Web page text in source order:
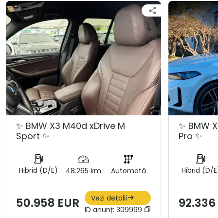
✨ BMW X3 M40d xDrive M
Sport ✨
Hibrid (D/E) 48.265 km Automată
50.958 EUR
Vezi detalii
ID anunț: 309999
✨ BMW
Pro ✨
Hibrid (D/
92.336